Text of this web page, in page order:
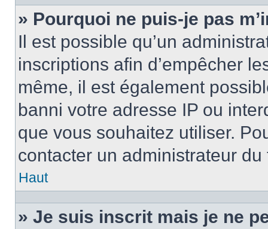
» Pourquoi ne puis-je pas
Il est possible qu’un
inscriptions afin d’empêcher
même, il est également
banni votre adresse IP ou
que vous souhaitez utiliser.
contacter un administrateur du
Haut
» Je suis inscrit mais je ne